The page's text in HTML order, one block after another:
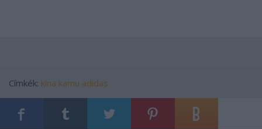
Címkék: kína kamu adidas